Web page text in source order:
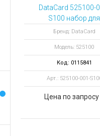
Запасные
Терминалы
оплаты
Зарядные устройства
Архивные товары
DataCard 525100-
S100 набор для
печати YMCKT
Ribbon Kit, 250
отпечатков
Бренд: DataCard
Модель: 525100
Код: 0115841
Арт.: 525100-001-
Цена по запросу